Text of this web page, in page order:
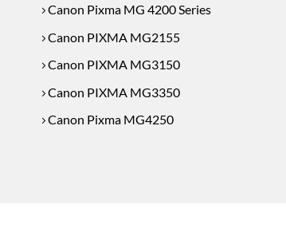
Canon Pixma MG 4200 Series
Canon PIXMA MG2155
Canon PIXMA MG3150
Canon PIXMA MG3350
Canon Pixma MG4250